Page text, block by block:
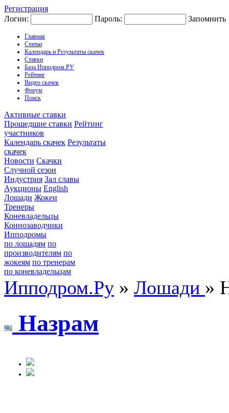
Регистрация
Логин:
Пароль: Запомнить
Главная
Статьи
Календарь и Результаты скачек
Ставки
База Ипподром.РУ
Рейтинг
Видео скачек
Форум
Поиск
Активные ставки
Прошедшие ставки Рейтинг
участников
Календарь скачек Результаты
скачек
Новости Скачки
Случной сезон
Индустрия Зал славы
Аукционы English
Лошади Жокеи
Тренеры
Коневладельцы
Коннозаводчики
Ипподромы
по лошадям по
производителям по
жокеям по тренерам
по коневладельцам
Ипподром.Ру » Лошади »
Нaзpaм